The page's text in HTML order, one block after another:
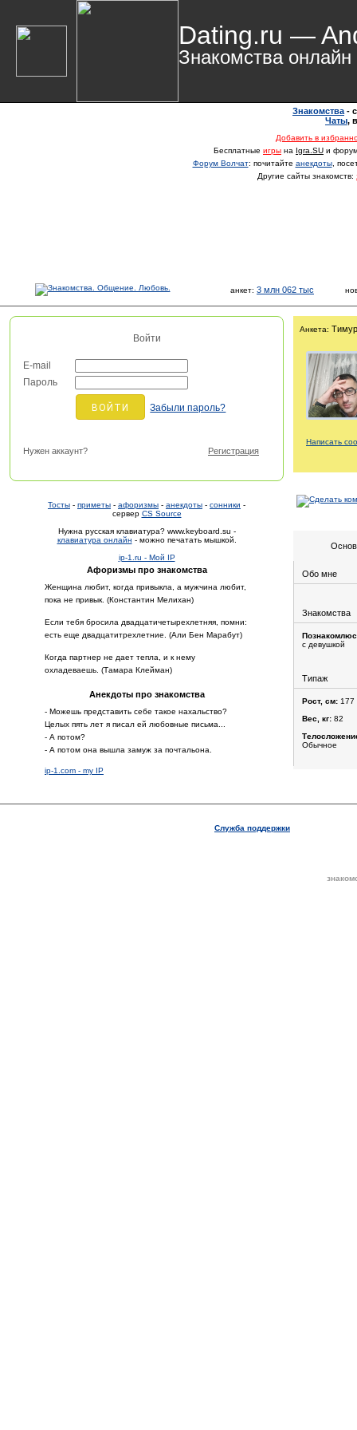
Dating.ru —
Знакомства онлайн
Знакомства -
Чаты,
Добавить в
Бесплатные игры на Igra.SU и
Форум Волчат: почитайте анекдоты,
Другие сайты знакомств:
анкет: 3 млн 062 тыс
Войти
E-mail
Пароль
Забыли пароль?
Нужен аккаунт? Регистрация
Тосты - приметы - афоризмы - анекдоты - сонники -
сервер CS Source
Нужна русская клавиатура? www.keyboard.su -
клавиатура онлайн - можно печатать мышкой.
ip-1.ru - Мой IP
Афоризмы про знакомства
Женщина любит, когда привыкла, а мужчина любит,
пока не привык. (Константин Мелихан)
Если тебя бросила двадцатичетырехлетняя, помни:
есть еще двадцатитрехлетние. (Али Бен Марабут)
Когда партнер не дает тепла, и к нему
охладеваешь. (Тамара Клейман)
Анекдоты про знакомства
- Можешь представить себе такое нахальство?
Целых пять лет я писал ей любовные письма...
- А потом?
- А потом она вышла замуж за почтальона.
ip-1.com - my IP
Анкета: Тимур
Написать
Обо мне
Знакомства
с девушкой
Типаж
Рост, см: 177
Вес, кг: 82
Обычное
Служба поддержки